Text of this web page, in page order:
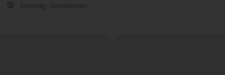
Sonntag - Geschlossen